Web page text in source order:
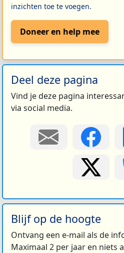
inzichten toe te voegen.
Doneer en help mee
Deel deze pagina
Vind je deze pagina
via social media.
Blijf op de hoogte
Ontvang een e-mail als de
Maximaal 2 per jaar en niets